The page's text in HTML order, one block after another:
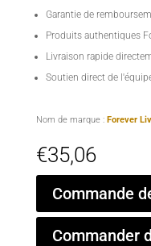
Garantie de
Produits authentiques
Livraison rapide
Soutien direct de
Nom de marque : Forever
€35,06
Commande
Commander